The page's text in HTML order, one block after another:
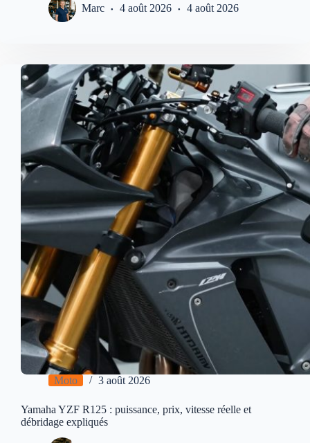
Marc 4 août 2026 4 août 2026
Moto 3 août 2026
Yamaha YZF R125 : puissance, prix, vitesse réelle et
débridage expliqués